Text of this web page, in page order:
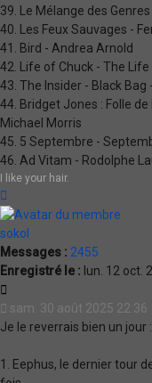
39. Le Mélange des
40. Les Feux Sauvages -
41. Bird - Andrea Arnold
42. Life of Chuck - The
43. The Insider - Black
44. Bridget Jones : Folle
Michael Morris
45. 5 Septembre -
46. Ad Vitam - Rodolphe
I like your hair.
sokol
Messages : 2455
Enregistré le : lun. 12 oct.
sam. 30 août 2025 22:36
Je le reverrais bien un jour :
1. Eephus, le dernier tour